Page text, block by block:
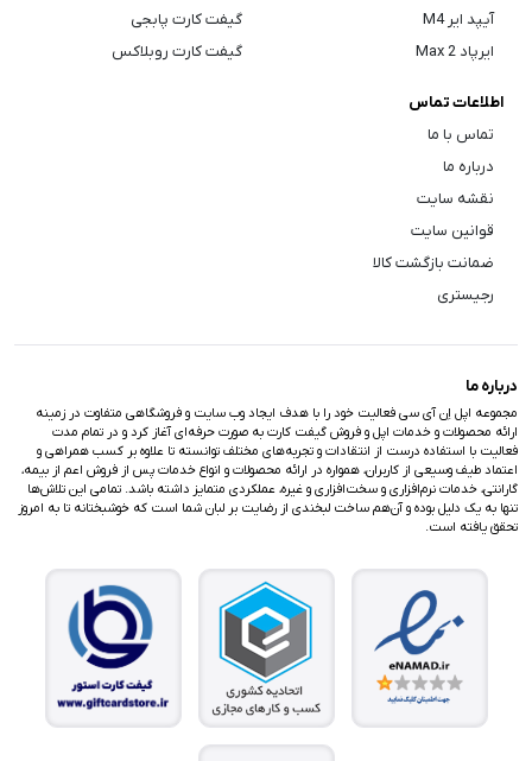
آیپد ایر M4
ایرپاد Max 2
گیفت کارت پابجی
گیفت کارت روبلاکس
اطلاعات تماس
تماس با ما
درباره ما
نقشه سایت
قوانین سایت
ضمانت بازگشت کالا
رجیستری
درباره ما
مجموعه اپل اِن آی سی فعالیت خود را با هدف ایجاد وب سایت و فروشگاهی متفاوت در زمینه
ارائه محصولات و خدمات اپل و فروش گیفت کارت به صورت حرفه‌ای آغاز کرد و در تمام مدت
فعالیت با استفاده درست از انتقادات و تجربه‌های مختلف توانسته تا علاوه بر کسب همراهی و
اعتماد طیف وسیعی از کاربران، همواره در ارائه محصولات و انواع خدمات پس از فروش اعم از بیمه،
گارانتی، خدمات نرم‌افزاری و سخت‌افزاری و غیره، عملکردی متمایز داشته باشد. تمامی این تلاش‌ها
تنها به یک دلیل بوده و آن‌هم ساخت لبخندی از رضایت بر لبان شما است که خوشبختانه تا به امروز
تحقق یافته است.